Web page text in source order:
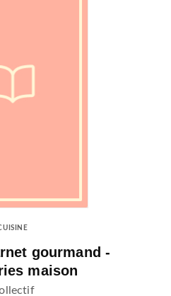
gourmand -
maison